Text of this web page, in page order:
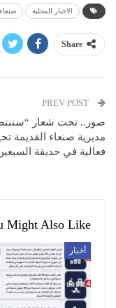
الاخبار المحلية صنعاء
Share
صور.. تحت شعار
مديرية صنعاء القديمة
فعالية في حديقة
Might Also Like
أخبار